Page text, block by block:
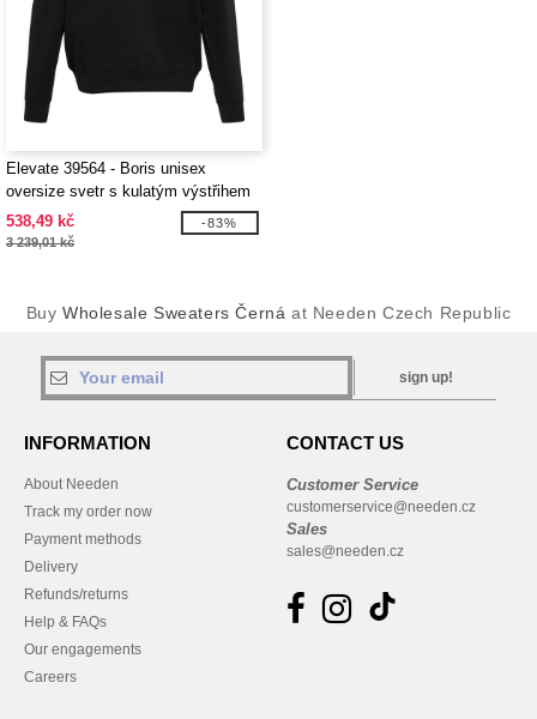
Elevate 39564 - Boris unisex
oversize svetr s kulatým výstřihem
z organického OCS materiálu o
gramáži 280 g/m2
538,49 kč
3 239,01 kč
-83%
Buy Wholesale Sweaters Černá at Needen Czech Republic
sign up!
INFORMATION
About Needen
Track my order now
Payment methods
Delivery
Refunds/returns
Help & FAQs
Our engagements
Careers
CONTACT US
Customer Service
customerservice@needen.cz
Sales
sales@needen.cz